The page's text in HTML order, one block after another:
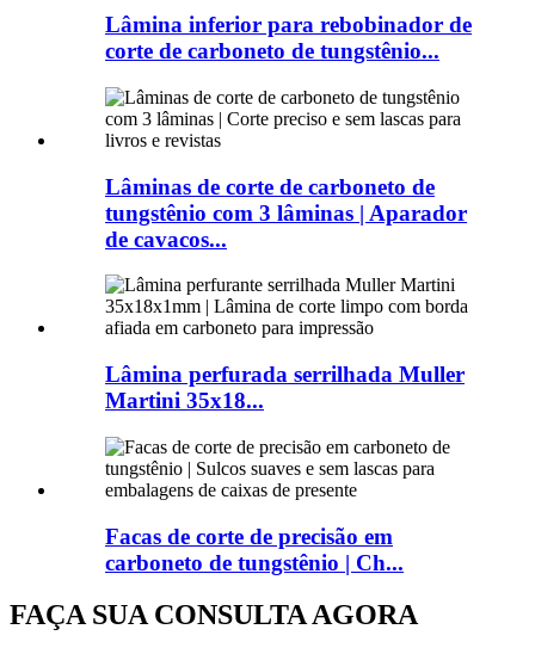
Lâmina inferior para rebobinador de
corte de carboneto de tungstênio...
Lâminas de corte de carboneto de
tungstênio com 3 lâminas | Aparador
de cavacos...
Lâmina perfurada serrilhada Muller
Martini 35x18...
Facas de corte de precisão em
carboneto de tungstênio | Ch...
FAÇA SUA CONSULTA AGORA